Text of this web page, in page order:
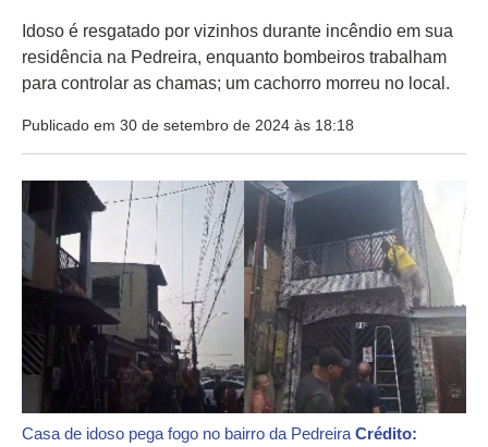
Idoso é resgatado por vizinhos durante incêndio em sua
residência na Pedreira, enquanto bombeiros trabalham
para controlar as chamas; um cachorro morreu no local.
Publicado em 30 de setembro de 2024 às 18:18
Casa de idoso pega fogo no bairro da PedreiraCrédito: